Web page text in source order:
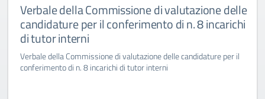
Verbale della Commissione di valutazione delle
candidature per il conferimento di n. 8 incarichi
di tutor interni
Verbale della Commissione di valutazione delle candidature per il
conferimento di n. 8 incarichi di tutor interni